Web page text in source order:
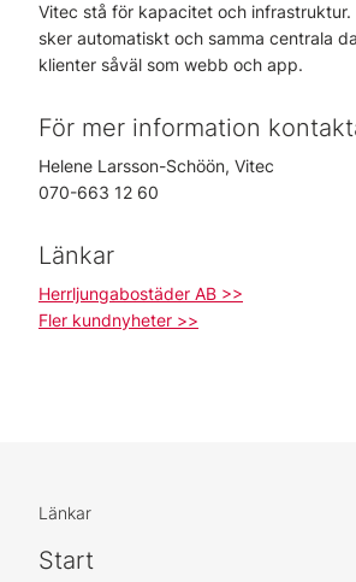
Vitec stå för kapacitet och
sker automatiskt och samma centrala
klienter såväl som webb och app.
För mer information
Helene Larsson-Schöön, Vitec
070-663 12 60
Länkar
Herrljungabostäder AB >>
Fler kundnyheter >>
Länkar
Start